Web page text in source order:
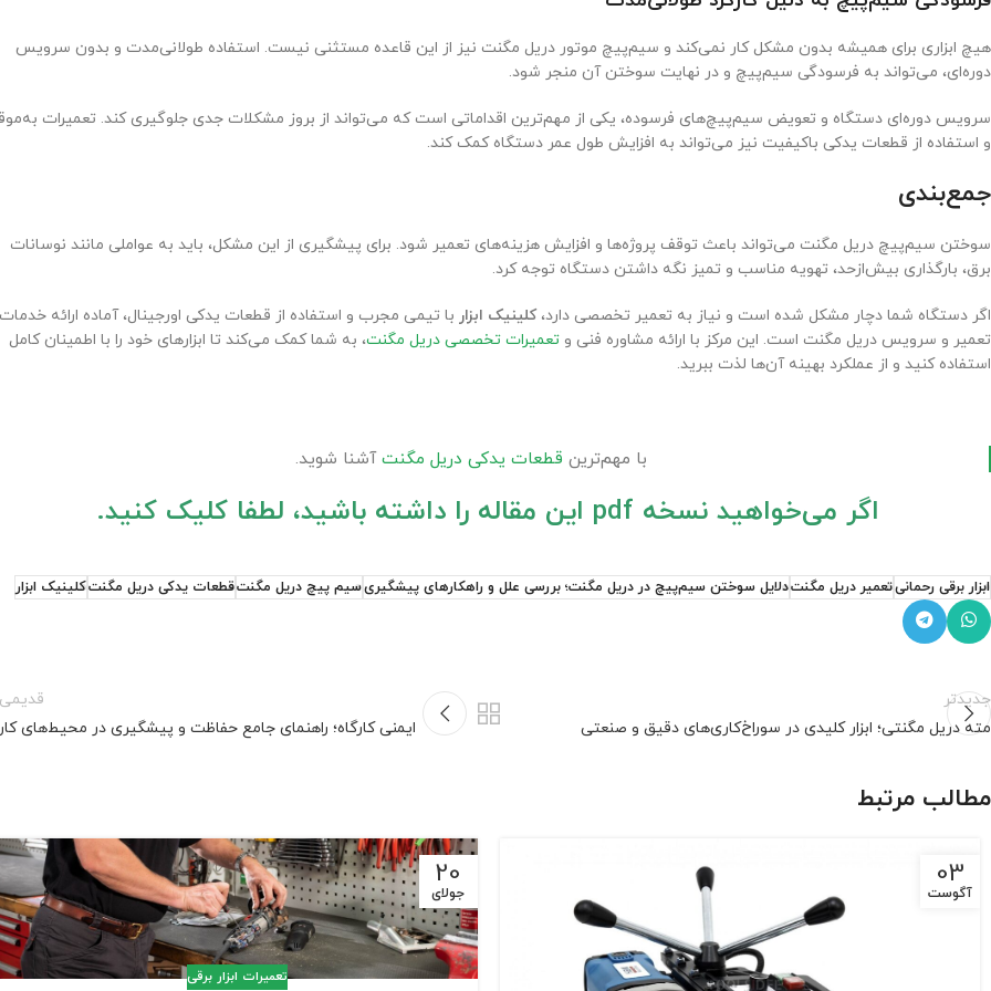
هیچ ابزاری برای همیشه بدون مشکل کار نمی‌کند و سیم‌پیچ موتور دریل مگنت نیز از این قاعده مستثنی نیست. استفاده طولانی‌مدت و بدون سرویس
دوره‌ای، می‌تواند به فرسودگی سیم‌پیچ و در نهایت سوختن آن منجر شود.
سرویس دوره‌ای دستگاه و تعویض سیم‌پیچ‌های فرسوده، یکی از مهم‌ترین اقداماتی است که می‌تواند از بروز مشکلات جدی جلوگیری کند. تعمیرات
و استفاده از قطعات یدکی باکیفیت نیز می‌تواند به افزایش طول عمر دستگاه کمک کند.
جمع‌بندی
سوختن سیم‌پیچ دریل مگنت می‌تواند باعث توقف پروژه‌ها و افزایش هزینه‌های تعمیر شود. برای پیشگیری از این مشکل، باید به عواملی مانند نوسانات
برق، بارگذاری بیش‌ازحد، تهویه مناسب و تمیز نگه داشتن دستگاه توجه کرد.
اگر دستگاه شما دچار مشکل شده است و نیاز به تعمیر تخصصی دارد،کلینیک ابزار با تیمی مجرب و استفاده از قطعات یدکی اورجینال، آماده ارائه خدمات
تعمیر و سرویس دریل مگنت است. این مرکز با ارائه مشاوره فنی و تعمیرات تخصصی دریل مگنت، به شما کمک می‌کند تا ابزارهای خود را با اطمینان کامل
استفاده کنید و از عملکرد بهینه آن‌ها لذت ببرید.
با مهم‌ترین قطعات یدکی دریل مگنتآشنا شوید.
اگر می‌خواهید نسخه pdf این مقاله را داشته باشید، لطفا کلیک کنید.
ابزار برقی رحمانیتعمیر دریل مگنتدلایل سوختن سیم‌پیچ در دریل مگنت؛ بررسی علل و راهکارهای پیشگیریسیم پیچ دریل مگنتقطعات یدکی دریل مگنتکلینیک ابزار
جدیدتر
مته دریل مگنتی؛ ابزار کلیدی در سوراخ‌کاری‌های دقیق و صنعتی
ایمنی کارگاه؛ راهنمای جامع حفاظت و پیشگیری در محیط‌های
مطالب مرتبط
03
آگوست
20
جولای
تعمیرات ابزار برقی